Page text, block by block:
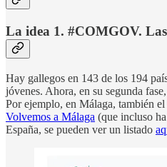
La idea 1. #COMGOV.
Hay gallegos en 143 de los 194
jóvenes. Ahora, en su segunda
Por ejemplo, en Málaga, también
Volvemos a Málaga (que incluso
España, se pueden ver un listado